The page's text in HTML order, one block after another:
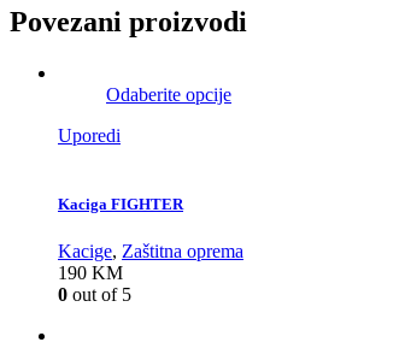
Povezani proizvodi
Odaberite opcije
Uporedi
Kaciga FIGHTER
Kacige, Zaštitna oprema
190 KM
0 out of 5